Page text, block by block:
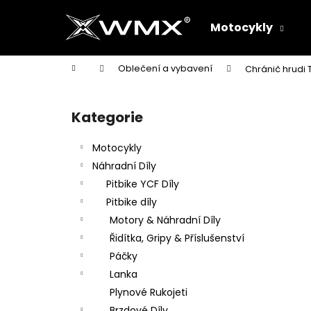
Motocykly
Domů Oblečení a vybavení Chránič hrudi
Přeskočit
kategorie
Kategorie
Motocykly
Náhradní Díly
Pitbike YCF Díly
Pitbike díly
Motory & Náhradní Díly
Řidítka, Gripy & Příslušenství
Páčky
Lanka
Plynové Rukojeti
í
Zpět
do
Zpět
do